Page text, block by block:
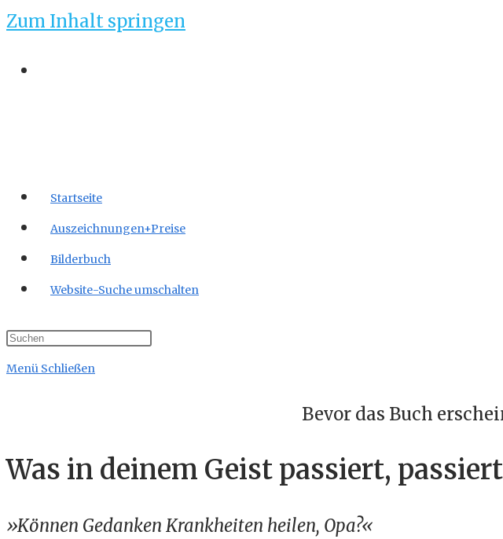
Zum Inhalt springen
Startseite
Auszeichnungen+Preise
Bilderbuch
Website-Suche umschalten
Menü Schließen
Bevor das Buch
Was in deinem Geist passiert,
»Können Gedanken Krankheiten heilen, Opa?«